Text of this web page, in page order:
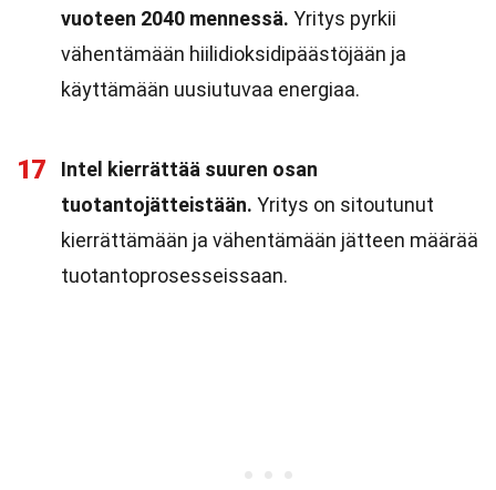
vuoteen 2040 mennessä. Yritys pyrkii
vähentämään hiilidioksidipäästöjään ja
käyttämään uusiutuvaa energiaa.
17
Intel kierrättää suuren osan
tuotantojätteistään. Yritys on sitoutunut
kierrättämään ja vähentämään jätteen määrää
tuotantoprosesseissaan.